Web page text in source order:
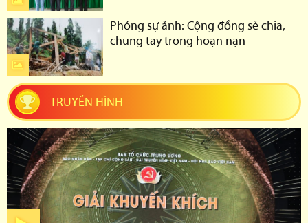
Phóng sự ảnh: Cộng đồng sẻ chia,
chung tay trong hoạn nạn
TRUYỀN HÌNH